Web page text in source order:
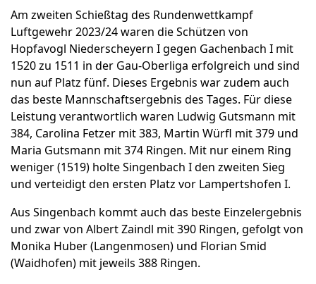
Am zweiten Schießtag des Rundenwettkampf
Luftgewehr 2023/24 waren die Schützen von
Hopfavogl Niederscheyern I gegen Gachenbach I mit
1520 zu 1511 in der Gau-Oberliga erfolgreich und sind
nun auf Platz fünf. Dieses Ergebnis war zudem auch
das beste Mannschaftsergebnis des Tages. Für diese
Leistung verantwortlich waren Ludwig Gutsmann mit
384, Carolina Fetzer mit 383, Martin Würfl mit 379 und
Maria Gutsmann mit 374 Ringen. Mit nur einem Ring
weniger (1519) holte Singenbach I den zweiten Sieg
und verteidigt den ersten Platz vor Lampertshofen I.
Aus Singenbach kommt auch das beste Einzelergebnis
und zwar von Albert Zaindl mit 390 Ringen, gefolgt von
Monika Huber (Langenmosen) und Florian Smid
(Waidhofen) mit jeweils 388 Ringen.